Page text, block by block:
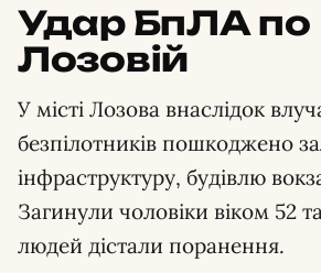
Удар БпЛА по
Лозовій
У місті Лозова внаслідок
безпілотників пошкоджено
інфраструктуру, будівлю
Загинули чоловіки віком 52
людей дістали поранення.